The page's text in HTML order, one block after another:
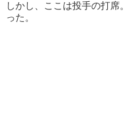
しかし、ここは投手の打席
った。